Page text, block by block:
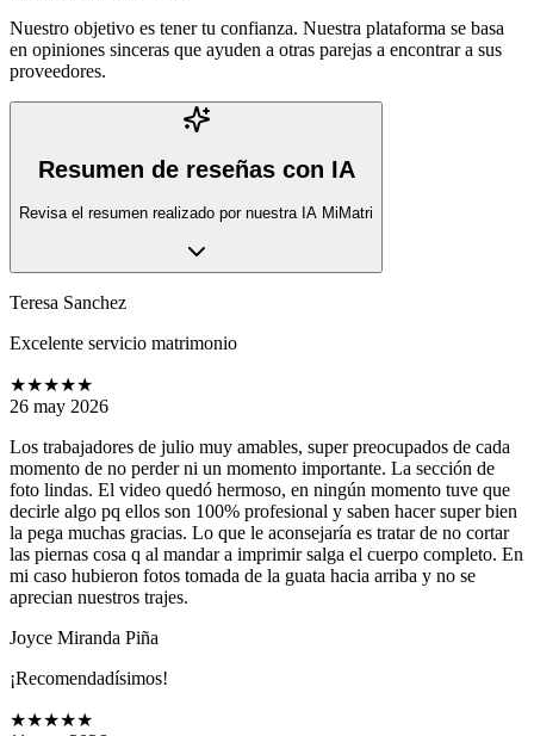
Nuestro objetivo es tener tu confianza. Nuestra plataforma se basa
en opiniones sinceras que ayuden a otras parejas a encontrar a sus
proveedores.
Resumen de reseñas con IA
Revisa el resumen realizado por nuestra IA MiMatri
Teresa Sanchez
Excelente servicio matrimonio
★★★★★
26 may 2026
Los trabajadores de julio muy amables, super preocupados de cada
momento de no perder ni un momento importante. La sección de
foto lindas. El video quedó hermoso, en ningún momento tuve que
decirle algo pq ellos son 100% profesional y saben hacer super bien
la pega muchas gracias. Lo que le aconsejaría es tratar de no cortar
las piernas cosa q al mandar a imprimir salga el cuerpo completo. En
mi caso hubieron fotos tomada de la guata hacia arriba y no se
aprecian nuestros trajes.
Joyce Miranda Piña
¡Recomendadísimos!
★★★★★